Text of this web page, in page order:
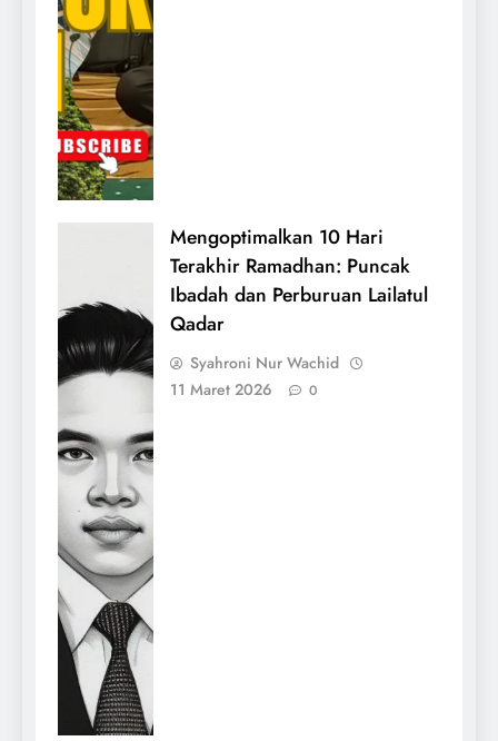
Mengoptimalkan 10 Hari
Terakhir Ramadhan: Puncak
Ibadah dan Perburuan Lailatul
Qadar
Syahroni Nur Wachid
11 Maret 2026
0